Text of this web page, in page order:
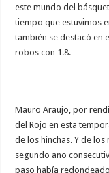
este mundo del
tiempo que estuvimos
también se destacó en
robos con 1.8.
Mauro Araujo, por
del Rojo en esta
de los hinchas. Y de
segundo año
paso había